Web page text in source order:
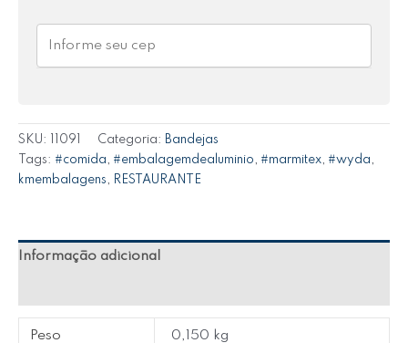
SKU: 11091 Categoria: Bandejas
Tags: #comida, #embalagemdealuminio, #marmitex, #wyda,
kmembalagens, RESTAURANTE
Informação adicional
Peso 0,150 kg